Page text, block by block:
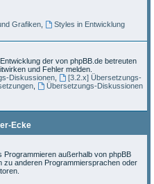
Grafiken,
Styles in Entwicklung
der von phpBB.de betreuten
und Fehler melden.
Diskussionen,
[3.2.x] Übersetzungs-
,
Übersetzungs-Diskussionen
Ecke
Programmieren außerhalb von phpBB
zu anderen Programmiersprachen oder